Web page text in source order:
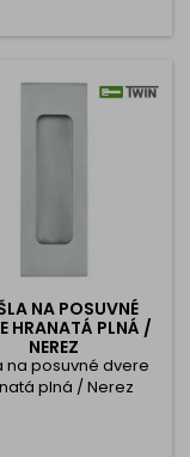
spracovanie a
s precíznym
spracovaním,
NA POSUVNÉ
HRANATÁ PLNÁ /
NEREZ
na posuvné dvere
plná / Nerez